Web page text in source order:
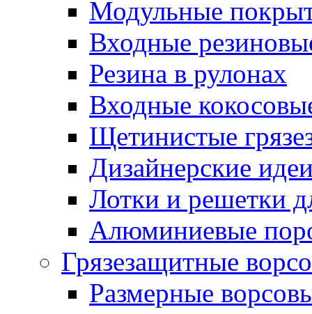
Модульные
Входные
Резина в рулонах
Входные
Щетинистые
Дизайнерские
Лотки и решетки
Алюминиевые
Грязезащитные
Размерные